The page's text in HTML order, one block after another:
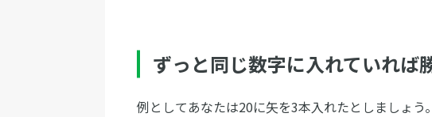
ずっと同じ数字に入れていれば
例としてあなたは20に矢を3本入れたとしましょう